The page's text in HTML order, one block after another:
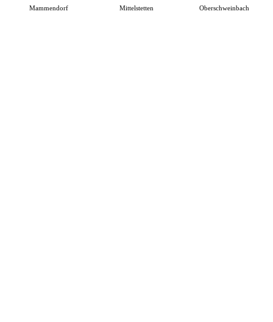
Mammendorf Mittelstetten Oberschweinbach